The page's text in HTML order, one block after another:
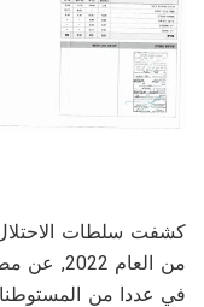
كشفت سلطات الاحتلال
من العام
في عددا من